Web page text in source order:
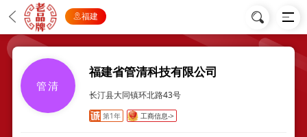
福建
管清
福建省管清科技有限公司
长汀县大同镇环北路43号
第1年 工商信息->